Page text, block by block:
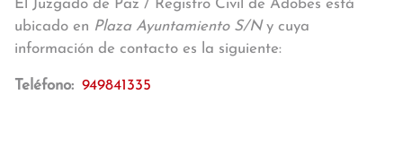
El Juzgado de Paz / Registro Civil de Adobes está
ubicado en Plaza Ayuntamiento S/Ny cuya
información de contacto es la siguiente:
Teléfono: 949841335